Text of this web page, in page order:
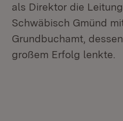
als Direktor die
Schwäbisch Gmünd
Grundbuchamt,
großem Erfolg lenkte.